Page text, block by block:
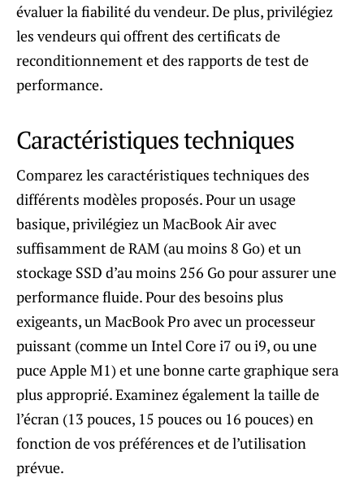
évaluer la fiabilité du vendeur. De plus, privilégiez
les vendeurs qui offrent des certificats de
reconditionnement et des rapports de test de
performance.
Caractéristiques techniques
Comparez les caractéristiques techniques des
différents modèles proposés. Pour un usage
basique, privilégiez un MacBook Air avec
suffisamment de RAM (au moins 8 Go) et un
stockage SSD d’au moins 256 Go pour assurer une
performance fluide. Pour des besoins plus
exigeants, un MacBook Pro avec un processeur
puissant (comme un Intel Core i7 ou i9, ou une
puce Apple M1) et une bonne carte graphique sera
plus approprié. Examinez également la taille de
l’écran (13 pouces, 15 pouces ou 16 pouces) en
fonction de vos préférences et de l’utilisation
prévue.